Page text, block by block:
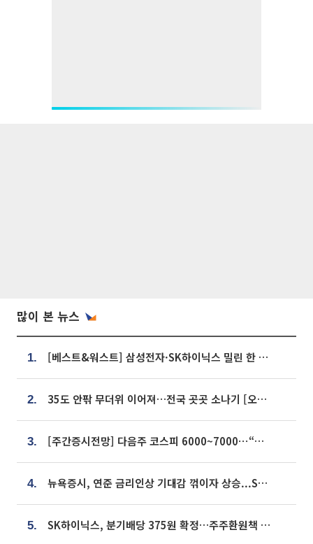
많이 본 뉴스
1. [베스트&워스트] 삼성전자·SK하이닉스 밀린 한 주…상상인증권은 85% 급등
2. 35도 안팎 무더위 이어져…전국 곳곳 소나기 [오늘 날씨]
3. [주간증시전망] 다음주 코스피 6000~7000⋯“外人 수급은 정책이 변수”
4. 뉴욕증시, 연준 금리인상 기대감 꺾이자 상승...S&P500 사상 최고치 [종합]
5. SK하이닉스, 분기배당 375원 확정…주주환원책 9월로 앞당겨 발표